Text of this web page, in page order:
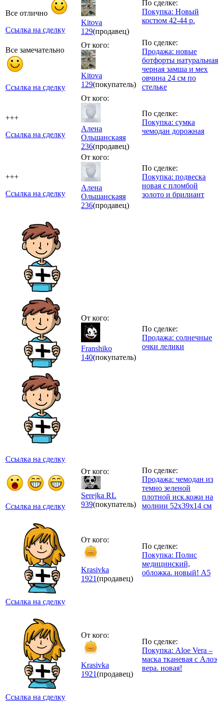
Все отлично
Ссылка на сделку
Kitova
129(продавец)
По сделке:
Покупка: Новый
костюм 42-44 р.
Все замечательно
Ссылка на сделку
От кого:
Kitova
129(покупатель)
По сделке:
Продажа: новые
ботфорты натуральная
черная замша и мех
овчина 24 см по
стельке
+++
Ссылка на сделку
От кого:
Алена
Ольшанскаяя
236(продавец)
По сделке:
Покупка: сумка
чемодан дорожная
+++
Ссылка на сделку
От кого:
Алена
Ольшанскаяя
236(продавец)
По сделке:
Покупка: подвеска
новая с пломбой
золото и брилиант
Ссылка на сделку
От кого:
Franshiko
140(покупатель)
По сделке:
Продажа: солнечные
очки лелики
Ссылка на сделку
От кого:
Serejka RL
939(покупатель)
По сделке:
Продажа: чемодан из
темно зеленой
плотной иск.кожи на
молнии 52х39х14 см
Ссылка на сделку
От кого:
Krasivka
1921(продавец)
По сделке:
Покупка: Полис
медицинский,
обложка. новый! А5
Ссылка на сделку
От кого:
Krasivka
1921(продавец)
По сделке:
Покупка: Aloe Vera –
маска тканевая с Алоэ
вера. новая!